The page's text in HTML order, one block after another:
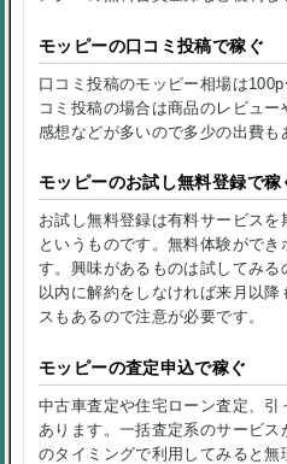
モッピーの口コミ投稿で稼ぐ
口コミ投稿のモッピー相場は
コミ投稿の場合は商品のレビュ
感想などが多いので多少の出費も
モッピーのお試し無料登録で稼
お試し無料登録は有料サービス
というものです。無料体験ができ
す。興味があるものは試してみる
以内に解約をしなければ来月以
スもあるので注意が必要です。
モッピーの査定申込で稼ぐ
中古車査定や住宅ローン査定、
あります。一括査定系のサービ
のタイミングで利用してみると